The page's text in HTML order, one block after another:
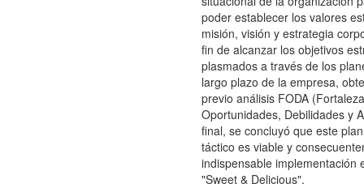
poder establecer los valores
misión, visión y estrategia
fin de alcanzar los objetivos
plasmados a través de los
largo plazo de la empresa,
previo análisis FODA
Oportunidades, Debilidades y
final, se concluyó que este
táctico es viable y
indispensable implementación
"Sweet & Delicious".